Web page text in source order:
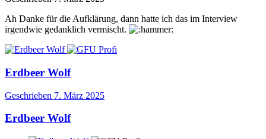
Ah Danke für die Aufklärung, dann hatte ich das im Interview
irgendwie gedanklich vermischt.
Erdbeer Wolf
Geschrieben 7. März 2025
Erdbeer Wolf